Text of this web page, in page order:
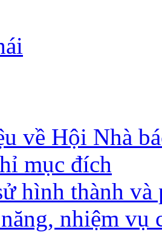
về Hội Nhà
mục đích
hình thành và
nhiệm vụ